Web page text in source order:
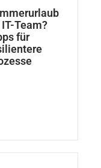
Team?
für